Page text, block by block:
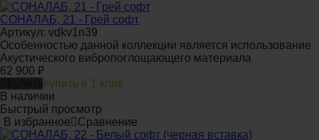
СОНАЛАБ, 21 - Грей софт
Артикул: vdkv1n39
Особенностью данной коллекции является использование
Акустического вибропоглощающего материала
62 900 ₽
Купить в 1 клик
В наличии
Быстрый просмотр
В избранное
Сравнение